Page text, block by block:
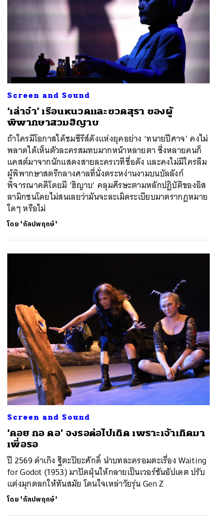
Screen and Sound
‘เล่าจ๋า’ เรือนหนวดและขวดสุรา ของผู้
พิพากษาสวมฮิญาบ
ถ้าใครมีโอกาสได้ชมซีรีส์ดังแห่งยุคอย่าง ‘ทนายปีศาจ’ คงไม่
พลาดได้เห็นตัวละครสมทบมากหน้าหลายตา ซึ่งหลายคนก็
แคสต์มาจากนักแสดงสายละครเวทีชื่อดัง และคงไม่มีใครลืม
ผู้พิพากษาสตรีกลางศาลที่นั่งตระหง่านงามบนบัลลังก์
พิจารณาคดีโดยมี ‘ฮิญาบ’ คลุมศีรษะตามหลักปฏิบัติของอิส
ลามิกชนโดยไม่สนเลยว่ามันจะละเมิดระเบียบมาตรากฎหมาย
ใดๆ หรือไม่
โดย 'กัลปพฤกษ์'
Screen and Sound
‘คอย กอ ดอ’ จงรอต่อไปเถิด เพราะเจ้าเกิดมา
เพื่อรอ
ปี 2569 ดำเกิง ฐิตะปิยะศักดิ์ นำบทละครอมตะเรื่อง Waiting
for Godot (1953) มาปัดฝุ่นให้กลายเป็นเวอร์ชันอัปเดต ปรับ
แต่งมุกตลกให้ทันสมัย โดนใจเหล่าวัยรุ่น Gen Z
โดย 'กัลปพฤกษ์'
TWEET LINE EMAIL